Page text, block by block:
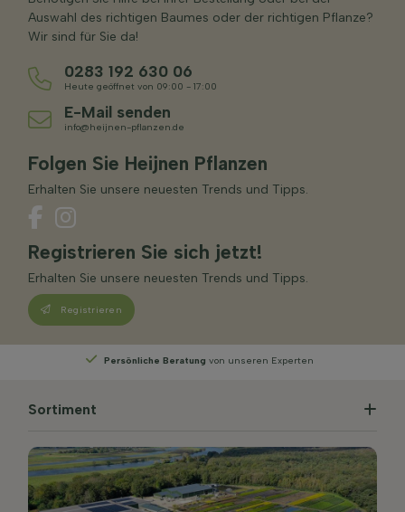
Auswahl des richtigen Baumes oder der richtigen Pflanze?
Wir sind für Sie da!
0283 192 630 06
Heute geöffnet von 09:00 - 17:00
E-Mail senden
info@heijnen-pflanzen.de
Folgen Sie Heijnen Pflanzen
Erhalten Sie unsere neuesten Trends und Tipps.
Registrieren Sie sich jetzt!
Erhalten Sie unsere neuesten Trends und Tipps.
Registrieren
Persönliche Beratung von unseren Experten
Sortiment